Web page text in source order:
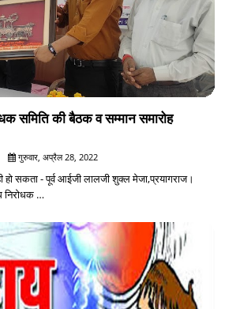
समिति की बैठक व सम्मान समारोह
गुरुवार, अप्रैल 28, 2022
हो सकता - पूर्व आईजी लालजी शुक्ल मेजा,प्रयागराज।
निरोधक …